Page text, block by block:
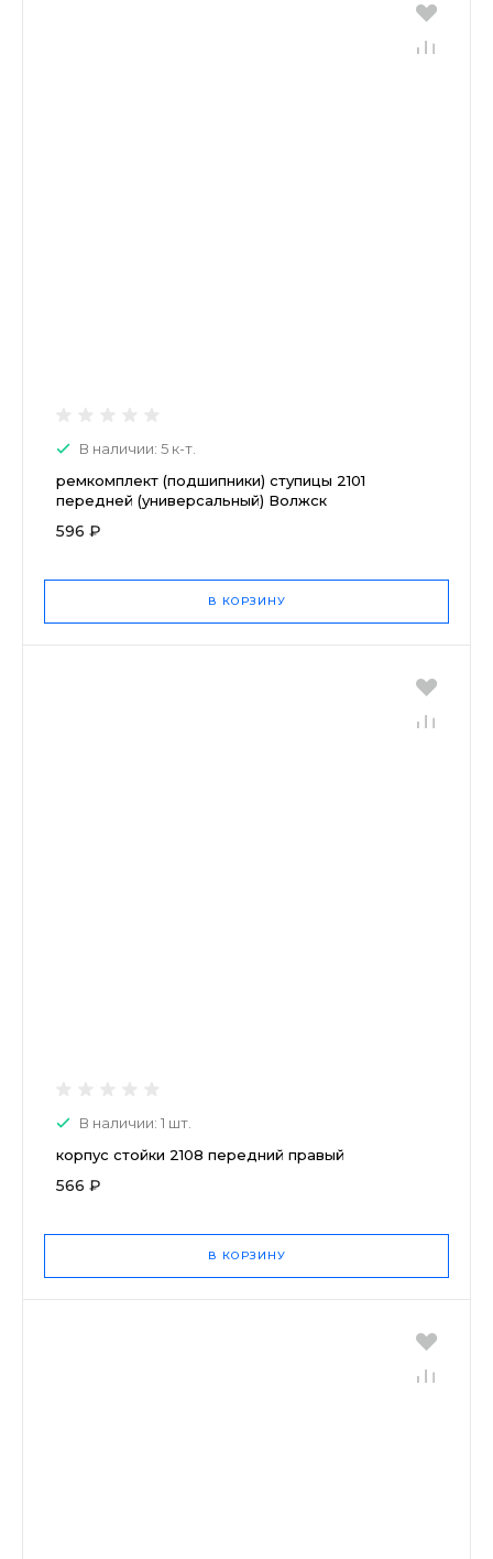
В наличии: 5 к-т.
ремкомплект (подшипники) ступицы 2101
передней (универсальный) Волжск
596 ₽
В КОРЗИНУ
В наличии: 1 шт.
корпус стойки 2108 передний правый
566 ₽
В КОРЗИНУ